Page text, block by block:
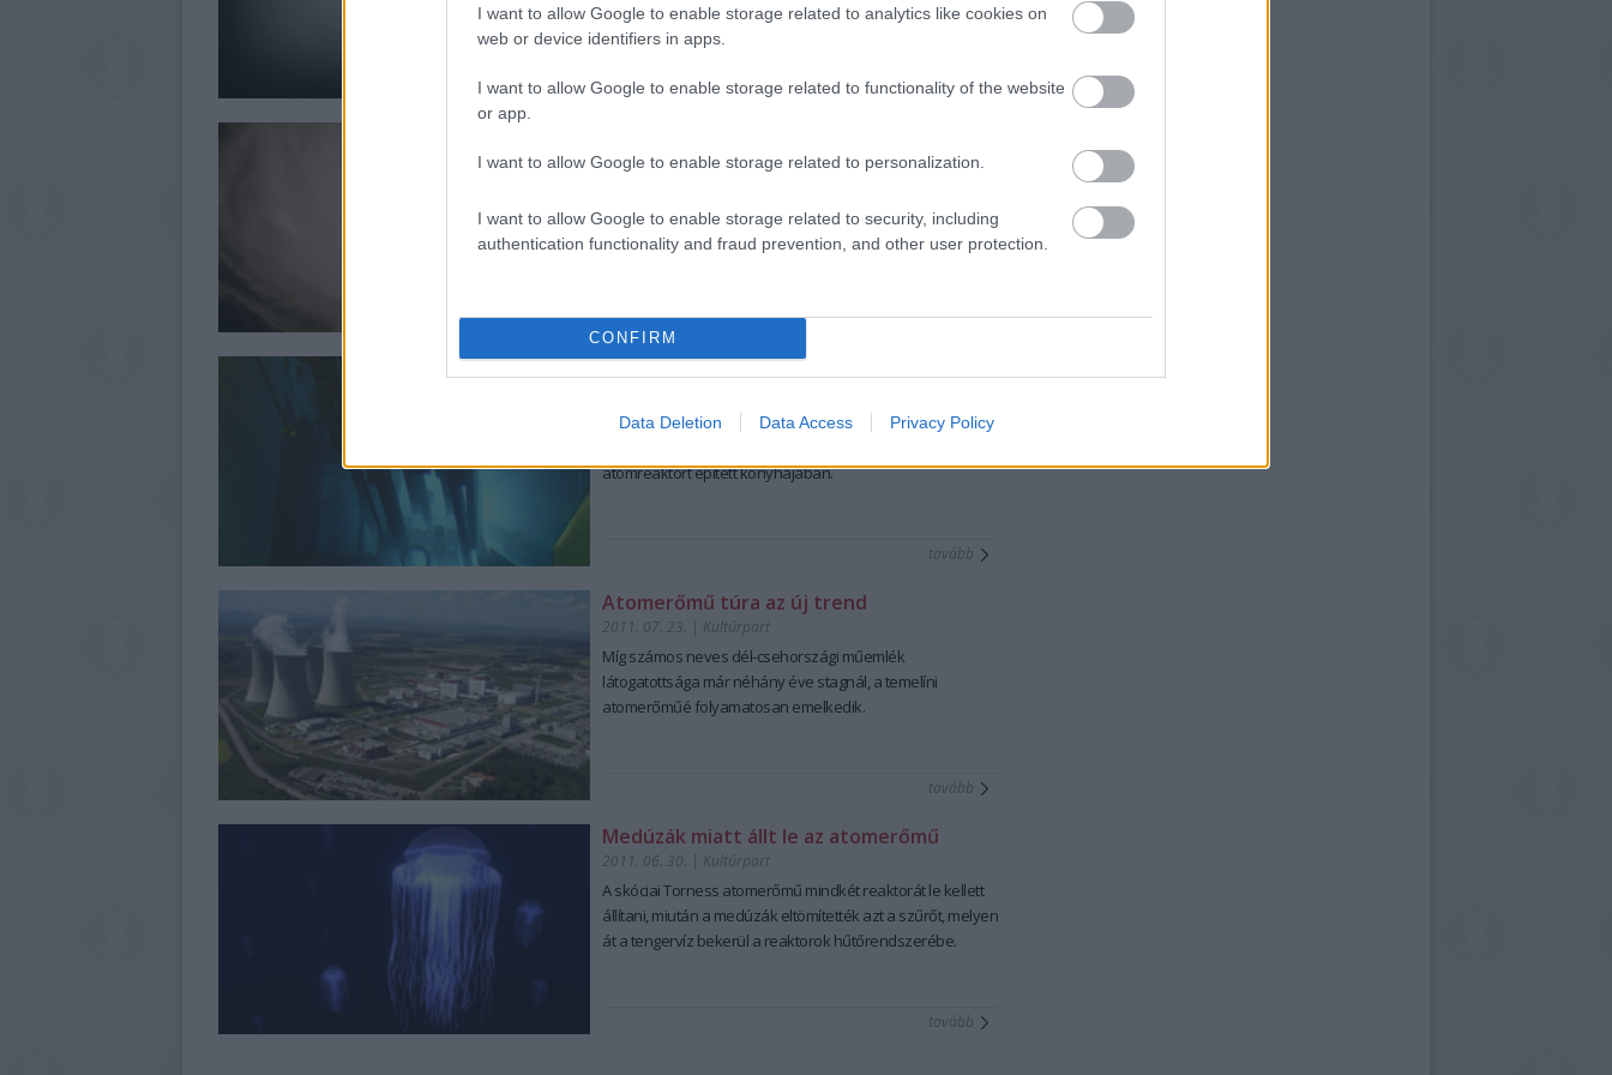
I want to allow Google to enable storage related to analytics like cookies on
web or device identifiers in apps.
I want to allow Google to enable storage related to functionality of the website
or app.
I want to allow Google to enable storage related to personalization.
I want to allow Google to enable storage related to security, including
authentication functionality and fraud prevention, and other user protection.
CONFIRM
Data Deletion Data Access Privacy Policy
néznünk, a házak falát Neutron Nem! feliratok, és
atombombákon tollászkodó fehér galambokat ábrázoló
plakátok borították. A családi beszélgetések kedvelt
témája volt, hogy vajon vannak-e a Bakonyban nukleáris
nélkül kiirthatja magát, tényként kezeltük.
tovább
2011. 08. 27.|Kultúrpart
hogyan lehetne megelőzni a természeti katasztrófákat.
Íme négy módszer, mellyel uralhatjuk az időjárást.
tovább
Atomreaktort épített a konyhában,
2011. 08. 03.|Kultúrpart
atomreaktort épített konyhájában.
tovább
Atomerőmű túra az új trend
2011. 07. 23. | Kultúrpart
Míg számos neves dél-csehországi műemlék
látogatottsága már néhány éve stagnál, a temelíni
atomerőműé folyamatosan emelkedik.
tovább
Medúzák miatt állt le az atomerőmű
2011. 06. 30. | Kultúrpart
A skóciai Torness atomerőmű mindkét reaktorát le kellett
állítani, miután a medúzák eltömítették azt a szűrőt, melyen
át a tengervíz bekerül a reaktorok hűtőrendszerébe.
tovább